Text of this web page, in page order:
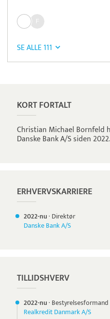
SE ALLE 111
KORT FORTALT
Christian Michael
Danske Bank A/S siden 2022.
ERHVERVSKARRIERE
2022-nu· Direktør
Danske Bank A/S
TILLIDSHVERV
2022-nu· Bestyrelsesformand
Realkredit Danmark A/S